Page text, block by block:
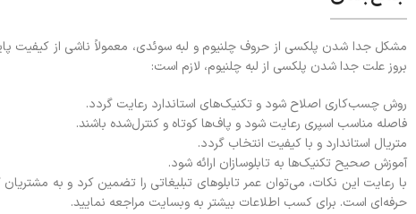
مشکل جدا شدن پلکسی از حروف چلنیوم و لبه سوئدی، معمولاً ناشی از کیفیت
بروز علت جدا شدن پلکسی از لبه چلنیوم، لازم است:
روش چسب‌کاری اصلاح شود و تکنیک‌های استاندارد رعایت گردد.
فاصله مناسب اسپری رعایت شود و پاف‌ها کوتاه و کنترل‌شده باشند.
متریال استاندارد و با کیفیت انتخاب گردد.
آموزش صحیح تکنیک‌ها به تابلوسازان ارائه شود.
با رعایت این نکات، می‌توان عمر تابلوهای تبلیغاتی را تضمین کرد و به
حرفه‌ای است. برای کسب اطلاعات بیشتر به وبسایت مراجعه نمایید.